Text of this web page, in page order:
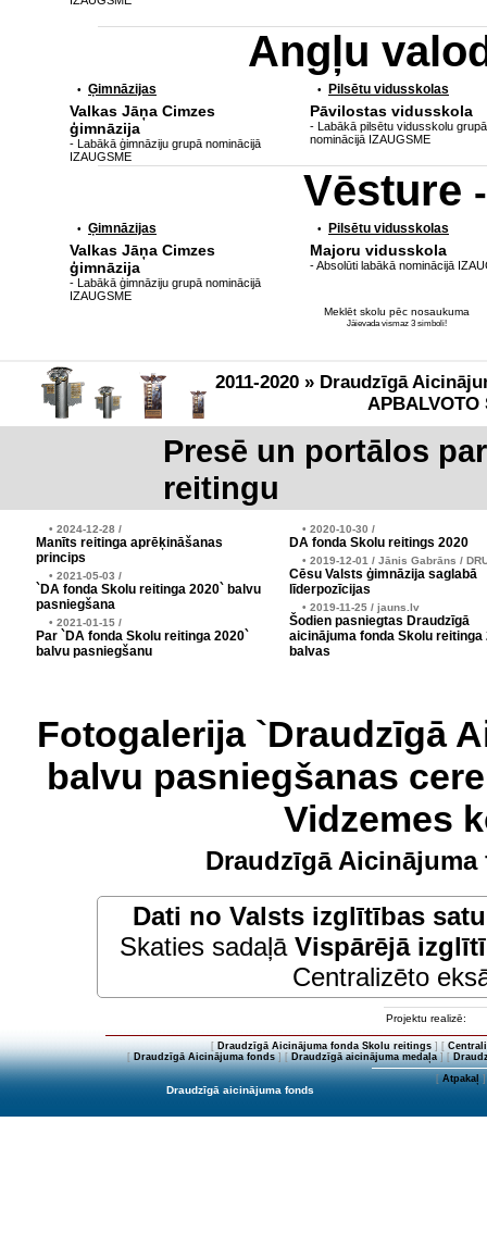
Angļu
• Ģimnāzijas
Valkas Jāņa Cimzes
ģimnāzija
- Labākā ģimnāziju grupā nominācijā
IZAUGSME
• Pilsētu vidusskolas
Pāvilostas vidusskola
- Labākā pilsētu vidusskolu grupā
nominācijā IZAUGSME
Vēsture
• Ģimnāzijas
Valkas Jāņa Cimzes
ģimnāzija
- Labākā ģimnāziju grupā nominācijā
IZAUGSME
• Pilsētu vidusskolas
Majoru vidusskola
- Absolūti labākā nominācijā
Meklēt skolu pēc nosaukuma
Jāievada vismaz 3 simboli!
2011-2020 » Draudzīgā
APBALVOTO
Presē un portālos
reitingu
• 2024-12-28 /
Manīts reitinga aprēķināšanas
princips
• 2021-05-03 /
`DA fonda Skolu reitinga 2020` balvu
pasniegšana
• 2021-01-15 /
Par `DA fonda Skolu reitinga 2020`
balvu pasniegšanu
• 2020-10-30 /
DA fonda Skolu reitings 2020
• 2019-12-01 / Jānis Gabrāns /
Cēsu Valsts ģimnāzija saglabā
līderpozīcijas
• 2019-11-25 / jauns.lv
Šodien pasniegtas Draudzīgā
aicinājuma fonda Skolu reitinga
balvas
Fotogalerija `Draudzīgā
balvu pasniegšanas
Vidzemes
Draudzīgā
Dati no Valsts izglītības
Skaties sadaļā Vispārējā
Centralizēto
Projektu realizē:
[ Draudzīgā Aicinājuma fonda Skolu reitings] [
[Draudzīgā Aicinājuma fonds] [Draudzīgā aicinājuma medaļa] [
[Atpakaļ]
Draudzīgā aicinājuma fonds